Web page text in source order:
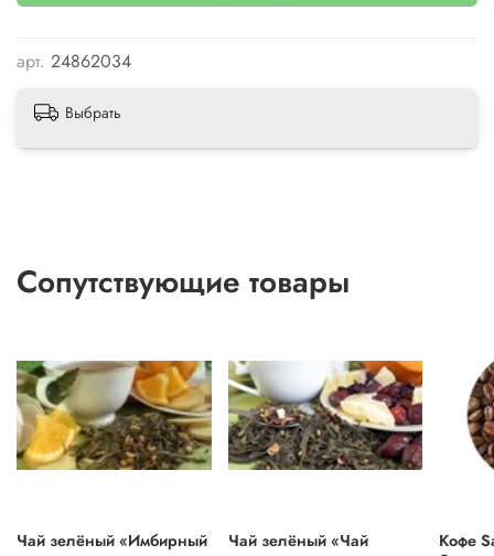
арт. 24862034
Выбрать
Сопутствующие товары
Чай зелёный «Имбирный
Чай зелёный «Чай
Кофе